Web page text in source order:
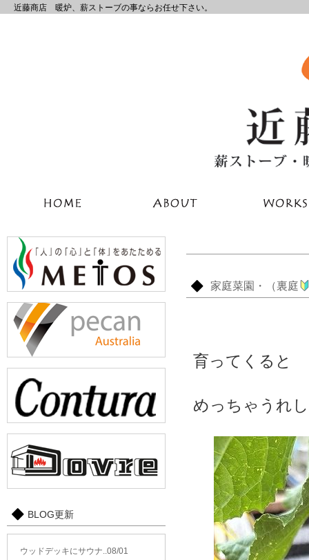
近藤商店 暖炉、薪ストーブの事ならお任せ下さい。
家庭菜園・（裏庭
育ってくると
めっちゃうれ
BLOG更新
ウッドデッキにサウナ..08/01